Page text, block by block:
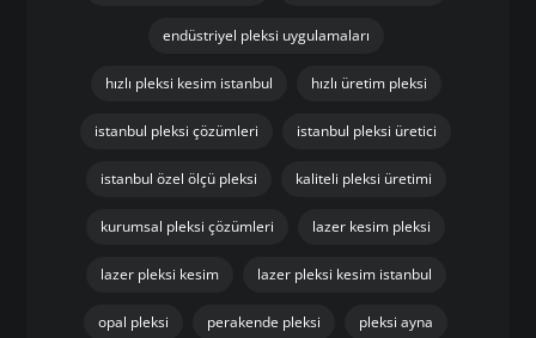
endüstriyel pleksi uygulamaları
hızlı pleksi kesim istanbul hızlı üretim pleksi
istanbul pleksi çözümleri istanbul pleksi üretici
istanbul özel ölçü pleksi kaliteli pleksi üretimi
kurumsal pleksi çözümleri lazer kesim pleksi
lazer pleksi kesim lazer pleksi kesim istanbul
opal pleksi perakende pleksi pleksi ayna